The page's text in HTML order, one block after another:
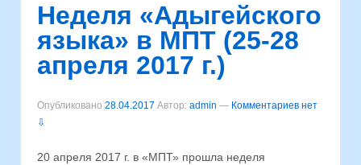
Неделя «Адыгейского
языка» в МПТ (25-28
апреля 2017 г.)
Опубликовано 28.04.2017 Автор: admin — Комментариев нет
⇩
20 апреля 2017 г. в «МПТ» прошла неделя